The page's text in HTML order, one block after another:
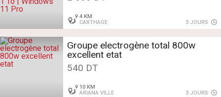
4 KM
CARTHAGE
3 JOURS
Groupe electrogène total 800w
excellent etat
540 DT
10 KM
ARIANA VILLE
3 JOURS